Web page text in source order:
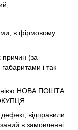
в фірмовому
причин (за
і так
НОВА ПОШТА.
відправили
в замовленні